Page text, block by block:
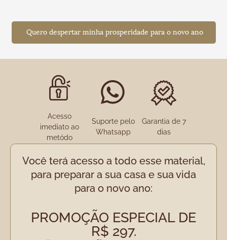
Quero despertar minha prosperidade para o novo ano
Acesso
imediato ao
metódo
Suporte pelo
Whatsapp
Garantia de 7
dias
Você terá acesso a todo esse material,
para preparar a sua casa e sua vida
para o novo ano:
PROMOÇÃO ESPECIAL DE
R$ 297.